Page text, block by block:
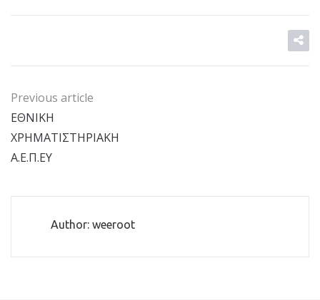
Previous article
ΕΘΝΙΚΗ
ΧΡΗΜΑΤΙΣΤΗΡΙΑΚΗ
Α.Ε.Π.ΕΥ
Author: weeroot